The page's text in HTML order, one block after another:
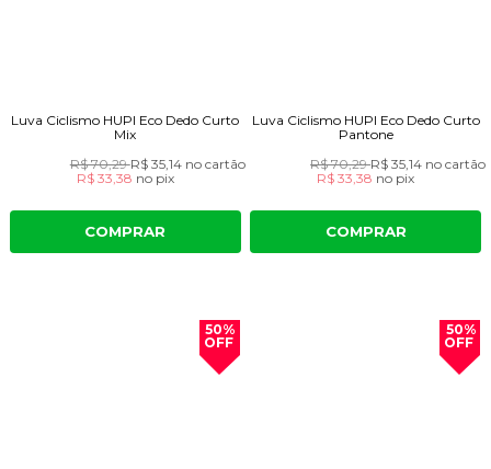
Luva Ciclismo HUPI Eco Dedo Curto
Mix
R$ 70,29R$ 35,14 no cartão
R$ 33,38 no pix
COMPRAR
Luva Ciclismo HUPI Eco Dedo Curto
Pantone
R$ 70,29R$ 35,14 no cartão
R$ 33,38 no pix
COMPRAR
50%
OFF
50%
OFF